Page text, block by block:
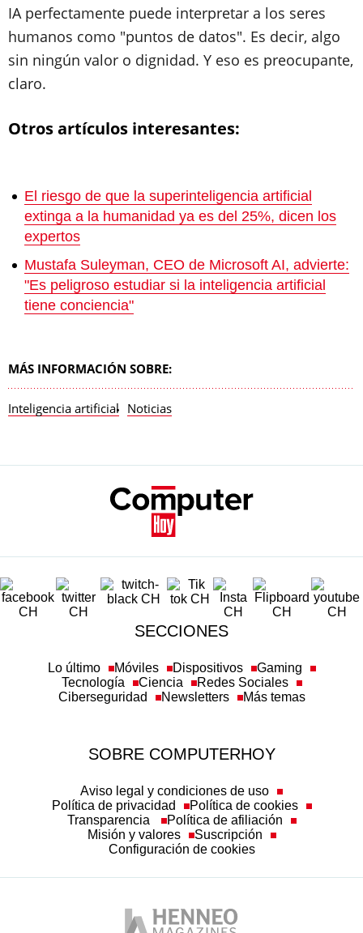
IA perfectamente puede interpretar a los seres
humanos como "puntos de datos". Es decir, algo
sin ningún valor o dignidad. Y eso es preocupante,
claro.
Otros artículos interesantes:
El riesgo de que la superinteligencia artificial
extinga a la humanidad ya es del 25%, dicen los
expertos
Mustafa Suleyman, CEO de Microsoft AI, advierte:
"Es peligroso estudiar si la inteligencia artificial
tiene conciencia"
MÁS INFORMACIÓN SOBRE:
Inteligencia artificial Noticias
SECCIONES
Lo último Móviles Dispositivos
Gaming
Tecnología
Ciencia
Redes Sociales
Ciberseguridad
Newsletters Más temas
SOBRE COMPUTERHOY
Aviso legal y condiciones de uso
Política de privacidad
Política de cookies
Transparencia
Política de afiliación
Misión y valores
Suscripción
Configuración de cookies